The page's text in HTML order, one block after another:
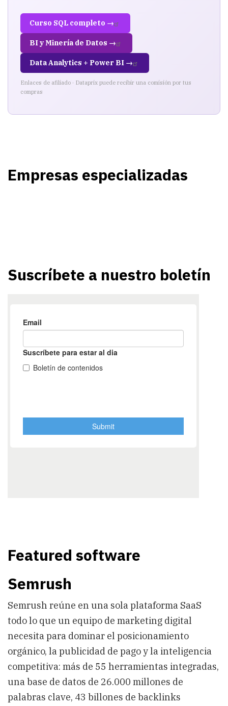
Curso SQL completo →
BI y Minería de Datos →
Data Analytics + Power BI →
Enlaces de afiliado · Dataprix puede recibir una comisión por tus
compras
Empresas especializadas
Suscríbete a nuestro boletín
Featured software
Semrush
Semrush reúne en una sola plataforma SaaS
todo lo que un equipo de marketing digital
necesita para dominar el posicionamiento
orgánico, la publicidad de pago y la inteligencia
competitiva: más de 55 herramientas integradas,
una base de datos de 26.000 millones de
palabras clave, 43 billones de backlinks